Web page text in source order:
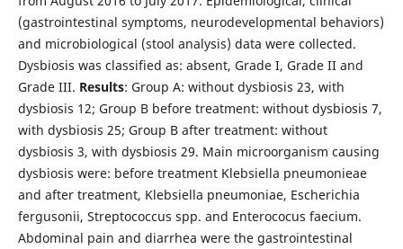
(gastrointestinal symptoms, neurodevelopmental behaviors)
and microbiological (stool analysis) data were collected.
Dysbiosis was classified as: absent, Grade I, Grade II and
Grade III. Results: Group A: without dysbiosis 23, with
dysbiosis 12; Group B before treatment: without dysbiosis 7,
with dysbiosis 25; Group B after treatment: without
dysbiosis 3, with dysbiosis 29. Main microorganism causing
dysbiosis were: before treatment Klebsiella pneumonieae
and after treatment, Klebsiella pneumoniae, Escherichia
fergusonii, Streptococcus spp. and Enterococus faecium.
Abdominal pain and diarrhea were the gastrointestinal